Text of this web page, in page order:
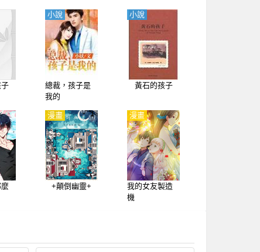
總裁，孩子是
我的
小說
黃石的孩子
小說
+顛倒幽靈+
漫畫
我的女友製造
機
漫畫